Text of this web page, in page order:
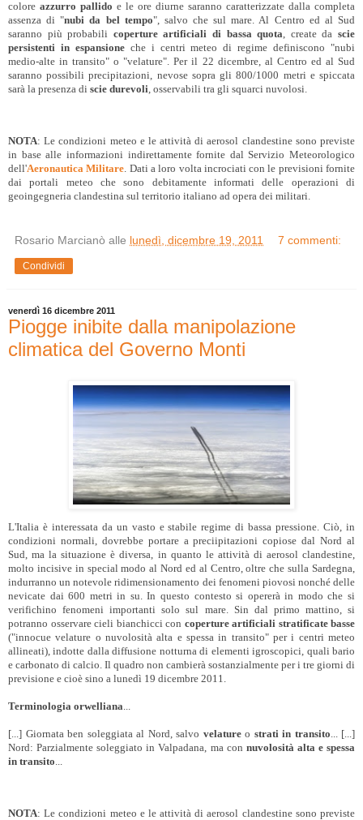
colore azzurro pallido e le ore diurne saranno caratterizzate dalla completa
assenza di "nubi da bel tempo", salvo che sul mare. Al Centro ed al Sud
saranno più probabili coperture artificiali di bassa quota , create dascie
persistenti in espansione che i centri meteo di regime definiscono "nubi
medio-alte in transito" o "velature". Per il 22 dicembre, al Centro ed al Sud
saranno possibili precipitazioni, nevose sopra gli 800/1000 metri e spiccata
sarà la presenza di scie durevoli , osservabili tra gli squarci nuvolosi.
NOTA: Le condizioni meteo e le attività di aerosol clandestine sono previste
in base alle informazioni indirettamente fornite dal Servizio Meteorologico
dell'Aeronautica Militare . Dati a loro volta incrociati con le previsioni fornite
dai portali meteo che sono debitamente informati delle operazioni di
geoingegneria clandestina sul territorio italiano ad opera dei militari.
Rosario Marcianò alle lunedì, dicembre 19, 2011 7 commenti:
Condividi
venerdì 16 dicembre 2011
Piogge inibite dalla manipolazione
climatica del Governo Monti
L'Italia è interessata da un vasto e stabile regime di bassa pressione. Ciò, in
condizioni normali, dovrebbe portare a preciipitazioni copiose dal Nord al
Sud, ma la situazione è diversa, in quanto le attività di aerosol clandestine,
molto incisive in special modo al Nord ed al Centro, oltre che sulla Sardegna,
indurranno un notevole ridimensionamento dei fenomeni piovosi nonché delle
nevicate dai 600 metri in su. In questo contesto si opererà in modo che si
verifichino fenomeni importanti solo sul mare. Sin dal primo mattino, si
potranno osservare cieli bianchicci con coperture artificiali stratificate basse
("innocue velature o nuvolosità alta e spessa in transito" per i centri meteo
allineati), indotte dalla diffusione notturna di elementi igroscopici, quali bario
e carbonato di calcio. Il quadro non cambierà sostanzialmente per i tre giorni di
previsione e cioè sino a lunedì 19 dicembre 2011.
Terminologia orwelliana...
[...] Giornata ben soleggiata al Nord, salvo velature o strati in transito... [...]
Nord: Parzialmente soleggiato in Valpadana, ma con nuvolosità alta e spessa
in transito...
NOTA: Le condizioni meteo e le attività di aerosol clandestine sono previste